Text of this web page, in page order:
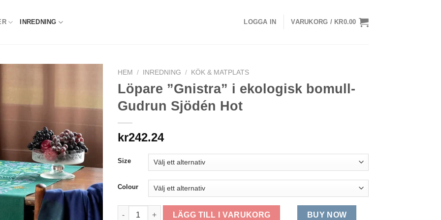
INREDNING LOGGA IN VARUKORG / KR0.00
HEM / INREDNING / KÖK & MATPLATS
Löpare ”Gnistra” i ekologisk bomull-
Gudrun Sjödén Hot
kr242.24
Size
Colour
Löpare "Gnistra" i ekologisk bomull-Gudrun Sjödén Hot mängd
LÄGG TILL I VARUKORG BUY NOW